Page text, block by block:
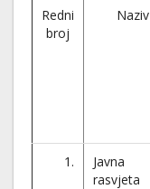
Redni
broj
Naziv
1.
Javna
rasvjeta